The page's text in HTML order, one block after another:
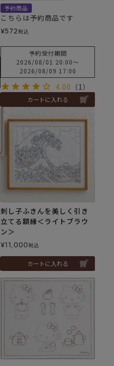
予約商品
こちらは予約商品です
¥572税込
予約受付期間
2026/08/01 20:00〜
2026/08/09 17:00
4.00 （1）
カートに入れる
刺し子ふきんを美しく引き
立てる額縁＜ライトブラウ
ン＞
¥11,000税込
カートに入れる